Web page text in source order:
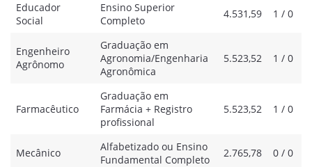
Educador
Social
Ensino Superior
Completo
4.531,59 1 / 0
Engenheiro
Agrônomo
Graduação em
Agronomia/Engenharia
Agronômica
5.523,52 1 / 0
Farmacêutico
Graduação em
Farmácia + Registro
profissional
5.523,52 1 / 0
Mecânico
Alfabetizado ou Ensino
Fundamental Completo
2.765,78 0 / 0